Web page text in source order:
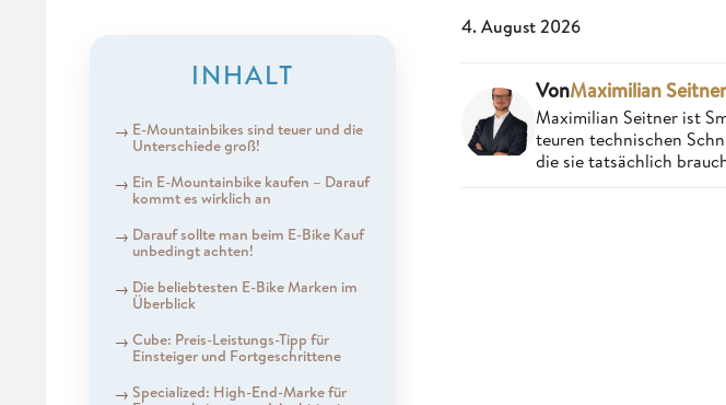
INHALT
E-Mountainbikes sind teuer und die
Unterschiede groß!
Ein E-Mountainbike kaufen – Darauf
kommt es wirklich an
Darauf sollte man beim E-Bike Kauf
unbedingt achten!
Die beliebtesten E-Bike Marken im
Überblick
Cube: Preis-Leistungs-Tipp für
Einsteiger und Fortgeschrittene
Specialized: High-End-Marke für
4. August 2026
VonMaximilian Seitner
Maximilian Seitner ist
teuren technischen
die sie tatsächlich